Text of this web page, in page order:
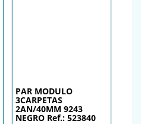
PAR MODULO
3CARPETAS
2AN/40MM 9243
NEGRO Ref.: 523840